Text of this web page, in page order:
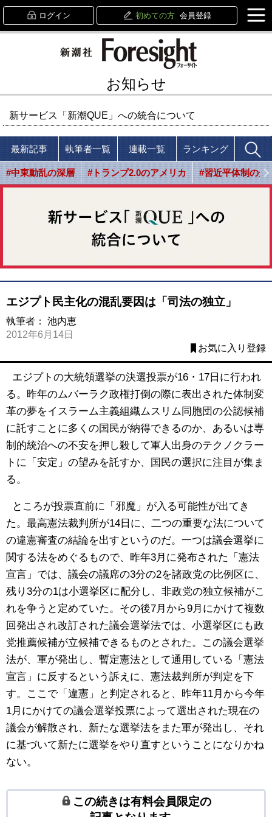
ログイン 初めての方 会員登録
お知らせ
新サービス「新潮QUE」への統合について
最新記事 執筆者一覧 連載一覧 ランキング
#中東動乱の深層 #トランプ2.0のアメリカ #習近平体制の光
エジプト民主化の混乱要因は「司法の独立」
執筆者： 池内恵
2012年6月14日
お気に入り登録
エジプトの大統領選挙の決選投票が16・17日に行われ
る。昨年のムバーラク政権打倒の際に表出された体制変
革の夢をイスラーム主義組織ムスリム同胞団の公認候補
に託すことに多くの国民が納得できるのか、あるいは専
制的統治への不安を押し殺して軍人出身のテクノクラー
トに「安定」の望みを託すか、国民の選択に注目が集ま
る。
ところが投票直前に「邪魔」が入る可能性が出てき
た。最高憲法裁判所が14日に、二つの重要な法について
の違憲審査の結論を出すというのだ。一つは議会選挙に
関する法をめぐるもので、昨年3月に発布された「憲法
宣言」では、議会の議席の3分の2を諸政党の比例区に、
残り3分の1は小選挙区に配分し、非政党の独立候補がこ
れを争うと定めていた。その後7月から9月にかけて複数
回発出され改訂された議会選挙法では、小選挙区にも政
党推薦候補が立候補できるものとされた。この議会選挙
法が、軍が発出し、暫定憲法として通用している「憲法
宣言」に反するという訴えに、憲法裁判所が判定を下
す。ここで「違憲」と判定されると、昨年11月から今年
1月にかけての議会選挙投票によって選出された現在の
議会が解散され、新たな選挙法をまた軍が発出し、それ
に基づいて新たに選挙をやり直すということになりかね
ない。
この続きは有料会員限定の